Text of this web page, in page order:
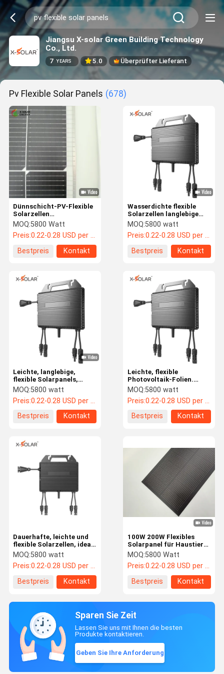
Jiangsu X-solar Green Building Technology
Co., Ltd.
7 YEARS 5.0 Überprüfter Lieferant
Pv Flexible Solar Panels (678)
Dünnschicht-PV-Flexible
Solarzellen
Leichtgewicht
Photovoltaik
Solarenergie-Energie-
MOQ:5800 Watt
Preis:0.22-0.28 USD per watt
Bestpreis
Kontakt
Wasserdichte flexible
Solarzellen langlebige
Leichtgewicht und
Stromerzeugung für
mobile Anwendungen
MOQ:5800 watt
Preis:0.22-0.28 USD per watt
Bestpreis
Kontakt
Leichte, langlebige,
flexible Solarpanels,
perfekt für tragbare
Energiesysteme im Freien
und Remote-
Anwendungen.
Wasserdicht.
MOQ:5800 watt
Preis:0.22-0.28 USD per watt
Bestpreis
Kontakt
Leichte, flexible
Photovoltaik-Folien.
Dünne, flexible
Solarpanels, geeignet für
Notfall- und Backup-
MOQ:5800 watt
Preis:0.22-0.28 USD per watt
Bestpreis
Kontakt
Dauerhafte, leichte und
flexible Solarzellen, ideal
für tragbare
Energielösungen und
einfache Installation an
entlegenen Orten
MOQ:5800 watt
Preis:0.22-0.28 USD per watt
Bestpreis
Kontakt
100W 200W Flexibles
Solarpanel für Haustiere
Leichtgewicht Solar-PV-
Modul für das Dach von
Wohnmobilbooten
MOQ:5800 Watt
Preis:0.22-0.28 USD per watt
Bestpreis
Kontakt
Sparen Sie Zeit
Lassen Sie uns mit Ihnen die besten
Produkte kontaktieren.
Geben Sie Ihre Anforderung